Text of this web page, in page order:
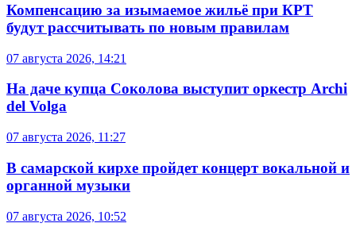
Компенсацию за изымаемое жильё при КРТ
будут рассчитывать по новым правилам
07 августа 2026, 14:21
На даче купца Соколова выступит оркестр Archi
del Volga
07 августа 2026, 11:27
В самарской кирхе пройдет концерт вокальной и
органной музыки
07 августа 2026, 10:52